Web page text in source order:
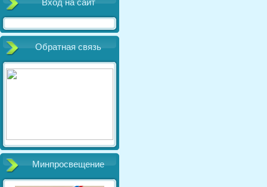
Вход на сайт
Обратная связь
Минпросвещение